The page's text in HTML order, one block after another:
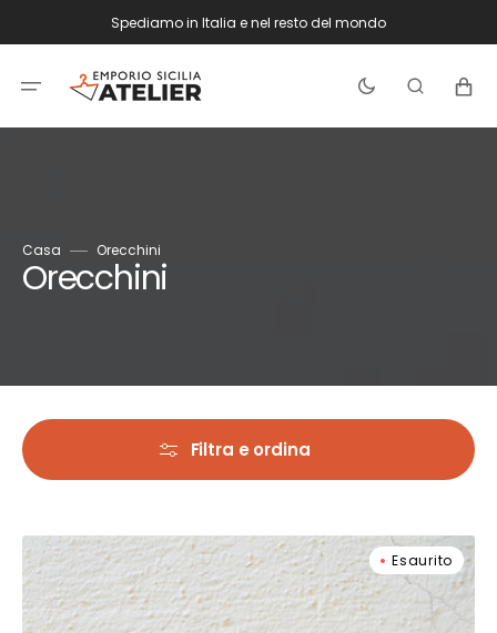
direttamente
ai
contenuti
Spediamo in Italia e nel resto del mondo
Carrello
Casa Orecchini
Collezione:
Orecchini
Filtra e ordina
Orecchini
La
Cruz
Esaurito